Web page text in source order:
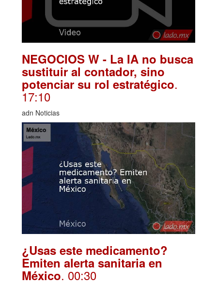
NEGOCIOS W - La IA no busca
sustituir al contador, sino
potenciar su rol estratégico.
17:10
adn Noticias
¿Usas este medicamento?
Emiten alerta sanitaria en
México. 00:30